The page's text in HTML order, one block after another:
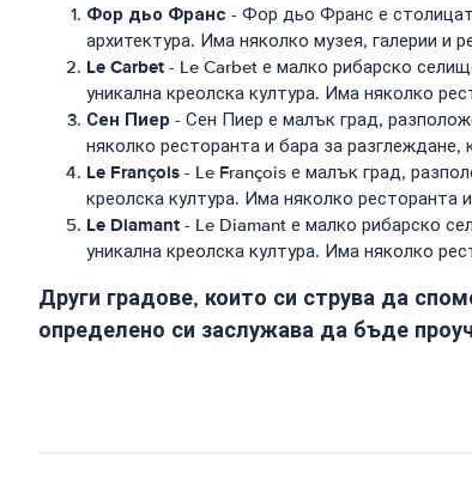
Фор дьо Франс - Фор дьо Франс е
архитектура. Има няколко музея, галерии и
Le Carbet - Le Carbet е малко рибарско
уникална креолска култура. Има няколко
Сен Пиер - Сен Пиер е малък град,
няколко ресторанта и бара за
Le François - Le François е малък град,
креолска култура. Има няколко
Le Diamant - Le Diamant е малко рибарско
уникална креолска култура. Има няколко
Други градове, които си струва да
определено си заслужава да бъде